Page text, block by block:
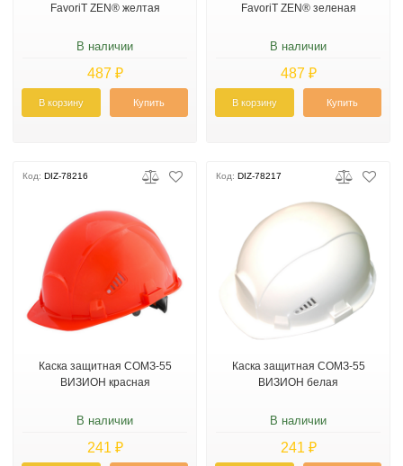
FavoriT ZEN® желтая
В наличии
487 ₽
В корзину Купить
FavoriT ZEN® зеленая
В наличии
487 ₽
В корзину Купить
Код: DIZ-78216
Каска защитная СОМЗ-55
ВИЗИОН красная
В наличии
241 ₽
Код: DIZ-78217
Каска защитная СОМЗ-55
ВИЗИОН белая
В наличии
241 ₽